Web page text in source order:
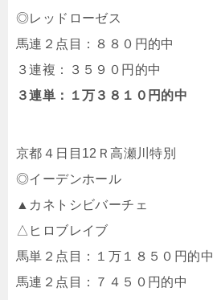
◎レッドローゼス
馬連２点目：８８０円的中
３連複：３５９０円的中
３連単：１万３８１０円的中
京都４日目12Ｒ高瀬川特別
◎イーデンホール
▲カネトシビバーチェ
△ヒロブレイブ
馬単２点目：１万１８５０円的中
馬連２点目：７４５０円的中